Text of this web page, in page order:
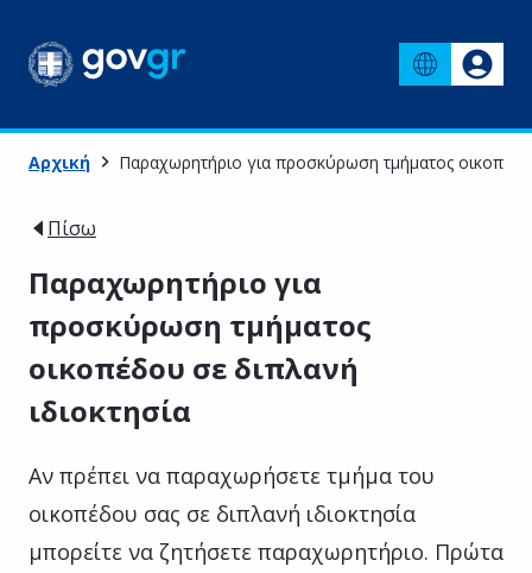
Αρχική Παραχωρητήριο για προσκύρωση τμήματος
Πίσω
Παραχωρητήριο για
προσκύρωση τμήματος
οικοπέδου σε διπλανή
ιδιοκτησία
Αν πρέπει να παραχωρήσετε τμήμα του
οικοπέδου σας σε διπλανή ιδιοκτησία
μπορείτε να ζητήσετε παραχωρητήριο. Πρώτα